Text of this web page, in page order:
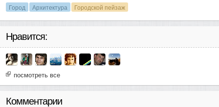
Город Архитектура Городской пейзаж
Нравится:
посмотреть все
Комментарии